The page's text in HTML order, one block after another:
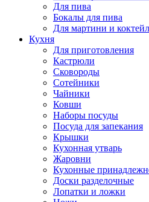
Для пива
Бокалы для пива
Для мартини и
Кухня
Для приготовления
Кастрюли
Сковороды
Сотейники
Чайники
Ковши
Наборы посуды
Посуда для запекания
Крышки
Кухонная утварь
Жаровни
Кухонные
Доски разделочные
Лопатки и ложки